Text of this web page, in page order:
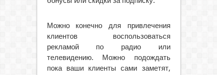
Можно конечно для привлечения
клиентов воспользоваться
рекламой по радио или
телевидению. Можно подождать
пока ваши клиенты сами заметят,